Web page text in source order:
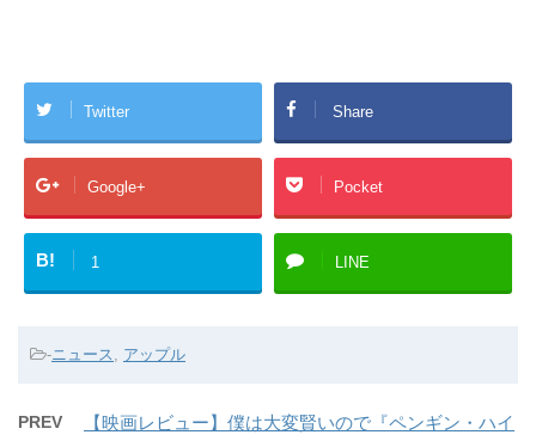
Twitter Share
Google+ Pocket
B! 1 LINE
-ニュース, アップル
PREV
【映画レビュー】僕は大変賢いので『ペンギン・ハイ